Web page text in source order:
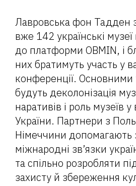
Лавровська фон Тадден
вже 142 українські
до платформи OBMIN, і
них братимуть участь у
конференції. Основними
будуть деколонізація
наративів і роль музеїв у
України. Партнери з
Німеччини допомагають
міжнародні зв’язки
та спільно розробляти
захисту й збереження